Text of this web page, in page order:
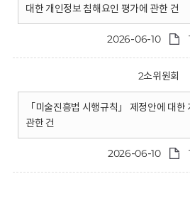
대한 개인정보 침해요인 평가에 관한 건
2026-06-10
2소위원회
「미술진흥법 시행규칙」 제정안에 대
관한 건
2026-06-10